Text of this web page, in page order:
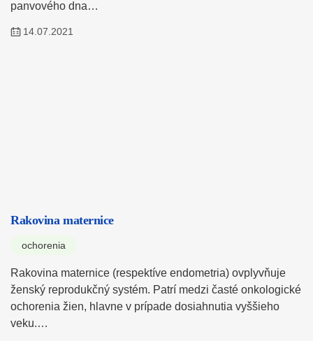
panvového dna…
14.07.2021
Rakovina maternice
ochorenia
Rakovina maternice (respektíve endometria) ovplyvňuje
ženský reprodukčný systém. Patrí medzi časté onkologické
ochorenia žien, hlavne v prípade dosiahnutia vyššieho
veku.…